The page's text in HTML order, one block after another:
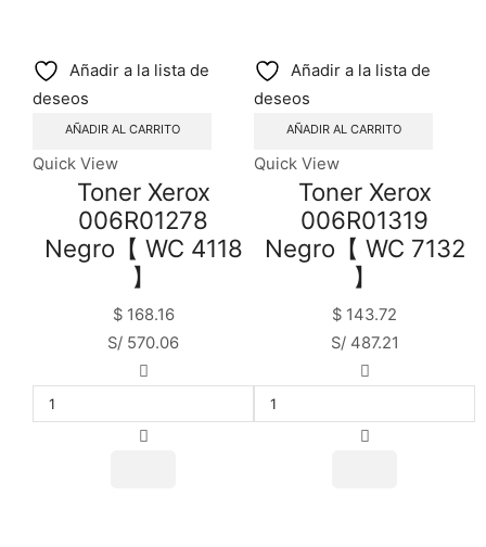
Añadir a la lista de
deseos
AÑADIR AL CARRITO
Quick View
Toner Xerox
006R01278
Negro【 WC 4118
】
$168.16
S/ 570.06
Añadir a la lista de
deseos
AÑADIR AL CARRITO
Quick View
Toner Xerox
006R01319
Negro【 WC 7132
】
$ 143.72
S/ 487.21